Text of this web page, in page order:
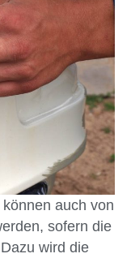
auch von
sofern die
wird die